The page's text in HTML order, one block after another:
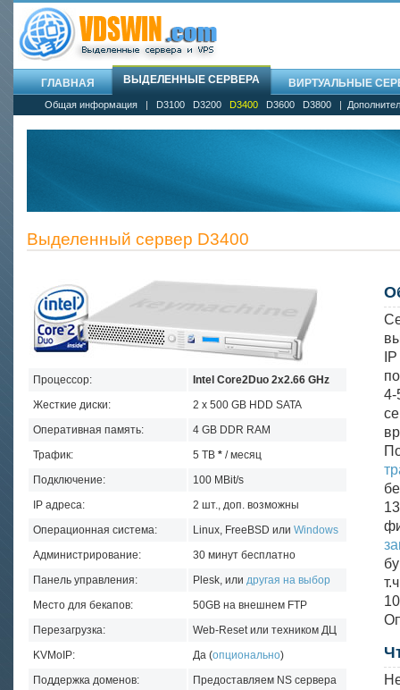
ГЛАВНАЯ ВЫДЕЛЕННЫЕ СЕРВЕРА ВИРТУАЛЬНЫЕ
Общая информация | D3100 D3200 D3400 D3600 D3800 |
Выделенный сервер D3400
Процессор:
Intel Core2Duo 2х2.66 GHz
Жесткие диски:
2 x 500 GB HDD SATA
Оперативная память:
4 GB DDR RAM
Трафик:
5 TB * / месяц
Подключение:
100 MBit/s
IP адреса:
2 шт., доп. возможны
Операционная система:
Linux, FreeBSD или Windows
Администрирование:
30 минут бесплатно
Панель управления:
Plesk, или другая на выбор
Место для бекапов:
50GB на внешнем FTP
Перезагрузка:
Web-Reset или техником ДЦ
KVMoIP:
Да (опционально)
Поддержка доменов:
Предоставляем NS сервера
4-